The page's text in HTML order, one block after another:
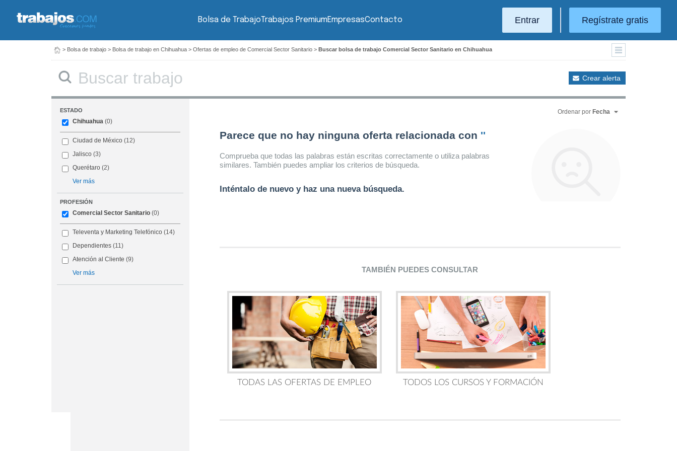
Bolsa de TrabajoTrabajos PremiumEmpresasContacto Entrar Regístrate gratis
> Bolsa de trabajo > Bolsa de trabajo en Chihuahua > Ofertas de empleo de Comercial Sector Sanitario > Buscar bolsa de trabajo Comercial Sector Sanitario en Chihuahua
Crear alerta
ESTADO
Chihuahua (0)
Ciudad de México (12)
Jalisco (3)
Querétaro (2)
Ver más
PROFESIÓN
Comercial Sector Sanitario (0)
Televenta y Marketing Telefónico (14)
Dependientes (11)
Atención al Cliente (9)
Ver más
Ordenar por Fecha
Parece que no hay ninguna oferta relacionada con ''
Comprueba que todas las palabras están escritas correctamente o utiliza palabras
similares. También puedes ampliar los criterios de búsqueda.
Inténtalo de nuevo y haz una nueva búsqueda.
TAMBIÉN PUEDES CONSULTAR
TODAS LAS OFERTAS DE EMPLEO TODOS LOS CURSOS Y FORMACIÓN